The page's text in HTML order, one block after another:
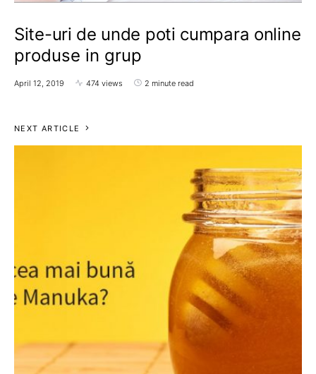
Site-uri de unde poti cumpara online
produse in grup
April 12, 2019 474 views 2 minute read
NEXT ARTICLE